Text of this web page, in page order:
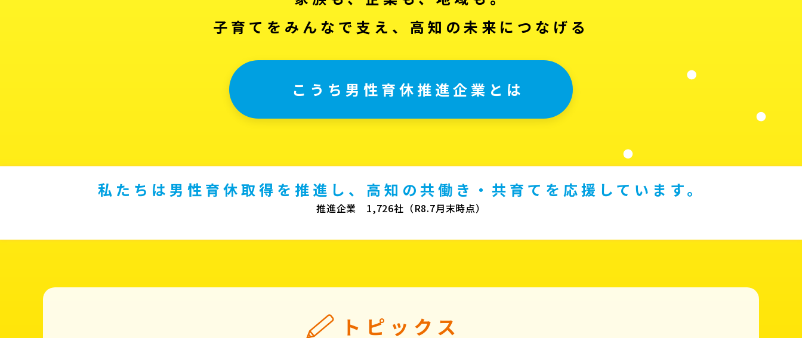
子育てをみんなで支え、高知の未来につなげる
こうち男性育休推進企業とは
私たちは男性育休取得を推進し、高知の共働き・共育てを応援しています。
推進企業 1,726社（R8.7月末時点）
トピックス